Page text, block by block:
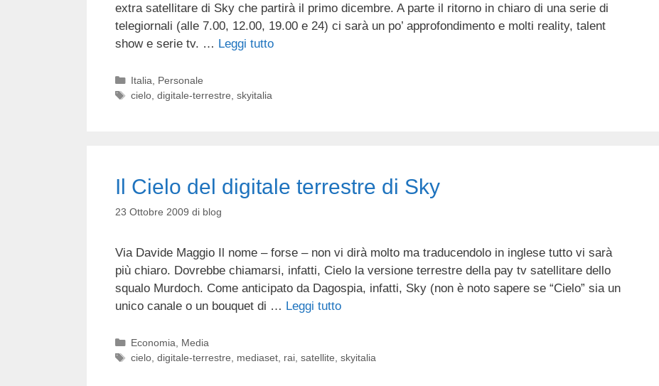
extra satellitare di Sky che partirà il primo dicembre. A parte il ritorno in chiaro di una serie di
telegiornali (alle 7.00, 12.00, 19.00 e 24) ci sarà un po’ approfondimento e molti reality, talent
show e serie tv. … Leggi tutto
Categorie
Italia
Personale
Tag
cielo, digitale-terrestre skyitalia
Il Cielo del digitale terrestre di Sky
23 Ottobre 2009 di blog
Via Davide Maggio Il nome – forse – non vi dirà molto ma traducendolo in inglese tutto vi sarà
più chiaro. Dovrebbe chiamarsi, infatti, Cielo la versione terrestre della pay tv satellitare dello
squalo Murdoch. Come anticipato da Dagospia, infatti, Sky (non è noto sapere se “Cielo” sia un
unico canale o un bouquet di … Leggi tutto
Categorie
Economia
Media
Tag
cielo, digitale-terrestre mediaset, rai, satellite skyitalia